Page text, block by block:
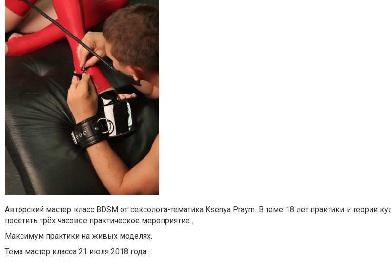
Авторский мастер класс BDSM от сексолога-тематика Ksenya Praym. В теме 18 лет практики и теории
посетить трёх часовое практическое мероприятие .
Максимум практики на живых моделях.
Тема мастер класса 21 июля 2018 года :